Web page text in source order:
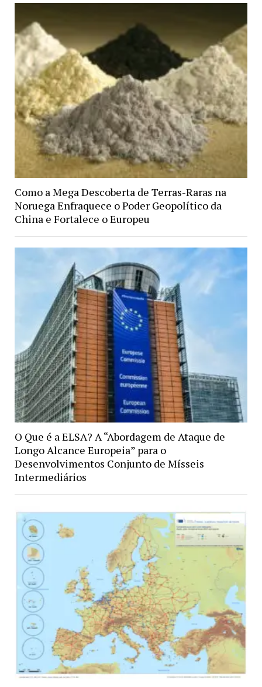
Como a Mega Descoberta de Terras-Raras na
Noruega Enfraquece o Poder Geopolítico da
China e Fortalece o Europeu
O Que é a ELSA? A “Abordagem de Ataque de
Longo Alcance Europeia” para o
Desenvolvimentos Conjunto de Mísseis
Intermediários